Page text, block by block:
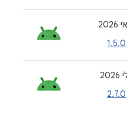
1.5.0
2.7.0